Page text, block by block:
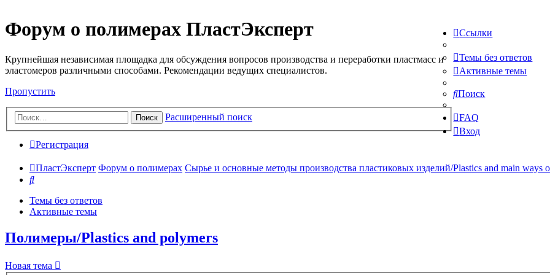
Форум о полимерах ПластЭксперт
Крупнейшая независимая площадка для обсуждения вопросов производства и переработки пластмасс и
эластомеров различными способами. Рекомендации ведущих специалистов.
Пропустить
Поиск Расширенный поиск
Ссылки
Темы без ответов
Активные темы
Поиск
FAQ
Вход
Регистрация
ПластЭксперт Форум о полимерах Сырье и основные методы производства пластиковых изделий/Plastics and main ways
Поиск
Темы без ответов
Активные темы
Полимеры/Plastics and polymers
Новая тема